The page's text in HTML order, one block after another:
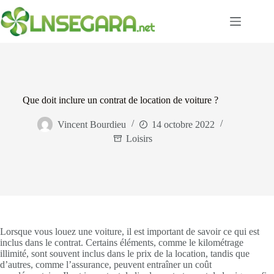
Passer
au
contenu
Que doit inclure un contrat de location de voiture ?
Vincent Bourdieu
14 octobre 2022
Loisirs
Lorsque vous louez une voiture, il est important de savoir ce qui est
inclus dans le contrat. Certains éléments, comme le kilométrage
illimité, sont souvent inclus dans le prix de la location, tandis que
d’autres, comme l’assurance, peuvent entraîner un coût